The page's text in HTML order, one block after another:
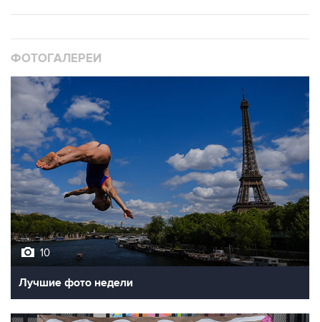
10
Лучшие фото недели